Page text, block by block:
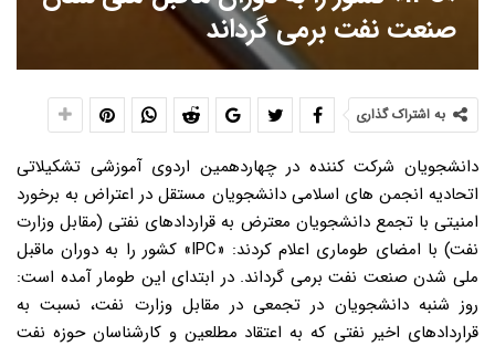
صنعت نفت برمی گرداند
به اشتراک گذاری
دانشجویان شرکت کننده در چهاردهمین اردوی آموزشی تشکیلاتی
اتحادیه انجمن های اسلامی دانشجویان مستقل در اعتراض به برخورد
امنیتی با تجمع دانشجویان معترض به قراردادهای نفتی (مقابل وزارت
نفت) با امضای طوماری اعلام کردند: «IPC» کشور را به دوران ماقبل
ملی شدن صنعت نفت برمی گرداند. در ابتدای این طومار آمده است:
روز شنبه دانشجویان در تجمعی در مقابل وزارت نفت، نسبت به
قراردادهای اخیر نفتی که به اعتقاد مطلعین و کارشناسان حوزه نفت